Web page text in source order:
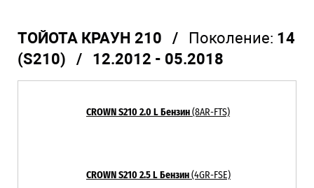
ТОЙОТА КРАУН 210 / Поколение: 14
(S210) / 12.2012 - 05.2018
CROWN S210 2.0 L Бензин(8AR-FTS)
CROWN S210 2.5 L Бензин(4GR-FSE)